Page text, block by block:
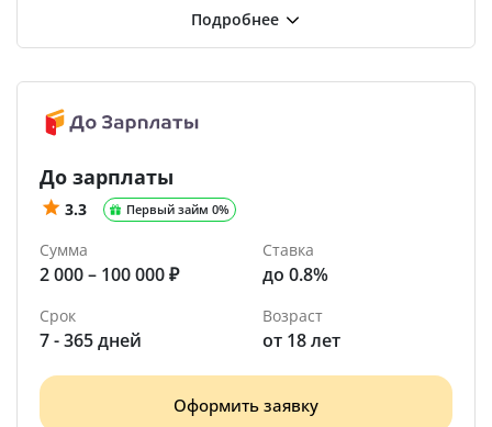
До зарплаты
3.3 Первый займ 0%
Сумма
2 000 – 100 000 ₽
Ставка
до 0.8%
Срок
7 - 365 дней
Возраст
от 18 лет
Оформить заявку